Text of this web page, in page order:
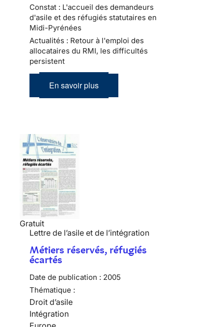
Constat : L'accueil des demandeurs
d'asile et des réfugiés statutaires en
Midi-Pyrénées
Actualités : Retour à l'emploi des
allocataires du RMI, les difficultés
persistent
En savoir plus
Gratuit
Lettre de l’asile et de l’intégration
Métiers réservés, réfugiés
écartés
Date de publication : 2005
Thématique :
Droit d’asile
Intégration